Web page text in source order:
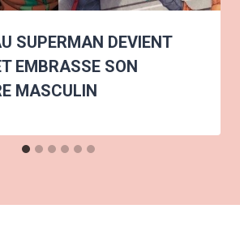
SUPERMAN DEVIENT
EMBRASSE SON
MASCULIN